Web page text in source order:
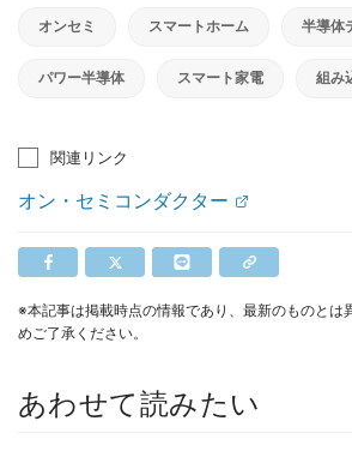
オンセミ スマートホーム 半導体
パワー半導体 スマート家電 組み
関連リンク
オン・セミコンダクター
※本記事は掲載時点の情報であり、最新のものとは
めご了承ください。
あわせて読みたい